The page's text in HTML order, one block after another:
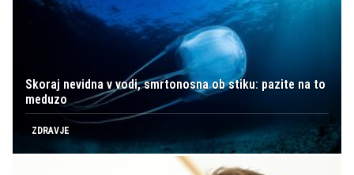
Skoraj nevidna v vodi, smrtonosna ob stiku: pazite na to
meduzo
ZDRAVJE